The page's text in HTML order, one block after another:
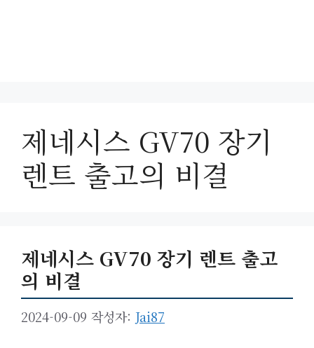
제네시스 GV70 장기
렌트 출고의 비결
제네시스 GV70 장기 렌트 출고
의 비결
2024-09-09 작성자: Jai87